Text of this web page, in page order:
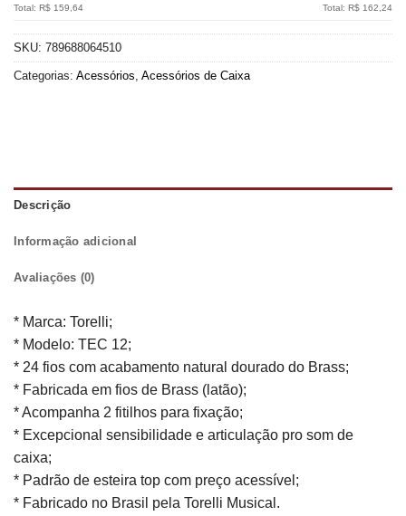
Total: R$ 159,64 Total: R$ 162,24
SKU: 789688064510
Categorias: Acessórios, Acessórios de Caixa
Descrição
Informação adicional
Avaliações (0)
* Marca: Torelli;
* Modelo: TEC 12;
* 24 fios com acabamento natural dourado do Brass;
* Fabricada em fios de Brass (latão);
* Acompanha 2 fitilhos para fixação;
* Excepcional sensibilidade e articulação pro som de
caixa;
* Padrão de esteira top com preço acessível;
* Fabricado no Brasil pela Torelli Musical.